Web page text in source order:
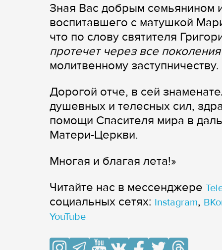
Зная Вас добрым семьянином
воспитавшего с матушкой
что по слову святителя
протечет через все поколения
молитвенному заступничеству.
Дорогой отче, в сей
душевных и телесных сил,
помощи Спасителя мира в
Матери-Церкви.
Многая и благая лета!»
Читайте нас в мессенджере
cоциальных сетях: Instagram,
YouTube